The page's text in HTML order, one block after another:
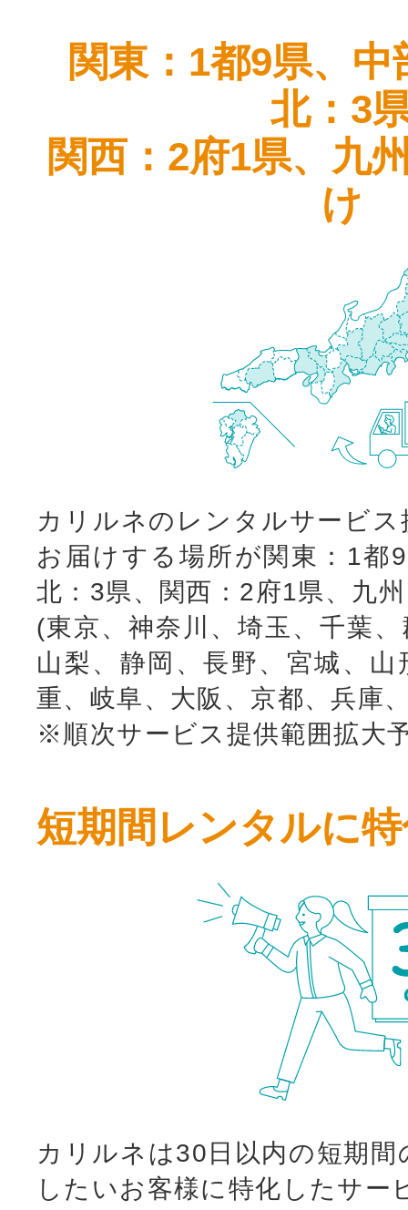
関東：1都9県、
北：3
関西：2府1県、九
け
カリルネのレンタルサービ
お届けする場所が関東：1都
北：3県、関西：2府1県、九
(東京、神奈川、埼玉、千葉
山梨、静岡、長野、宮城、
重、岐阜、大阪、京都、兵庫
※順次サービス提供範囲拡大
短期間レンタルに
カリルネは30日以内の短期
したいお客様に特化したサー